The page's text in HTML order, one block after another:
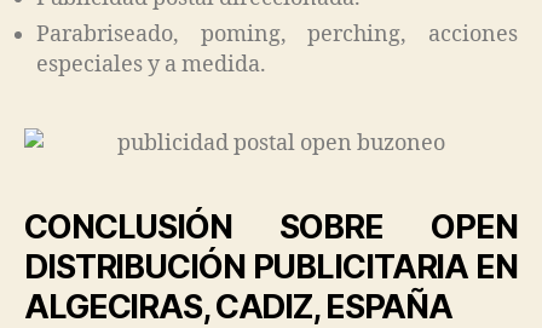
Parabriseado, poming, perching, acciones
especiales y a medida.
CONCLUSIÓN SOBRE OPEN
DISTRIBUCIÓN PUBLICITARIA EN
ALGECIRAS, CADIZ, ESPAÑA